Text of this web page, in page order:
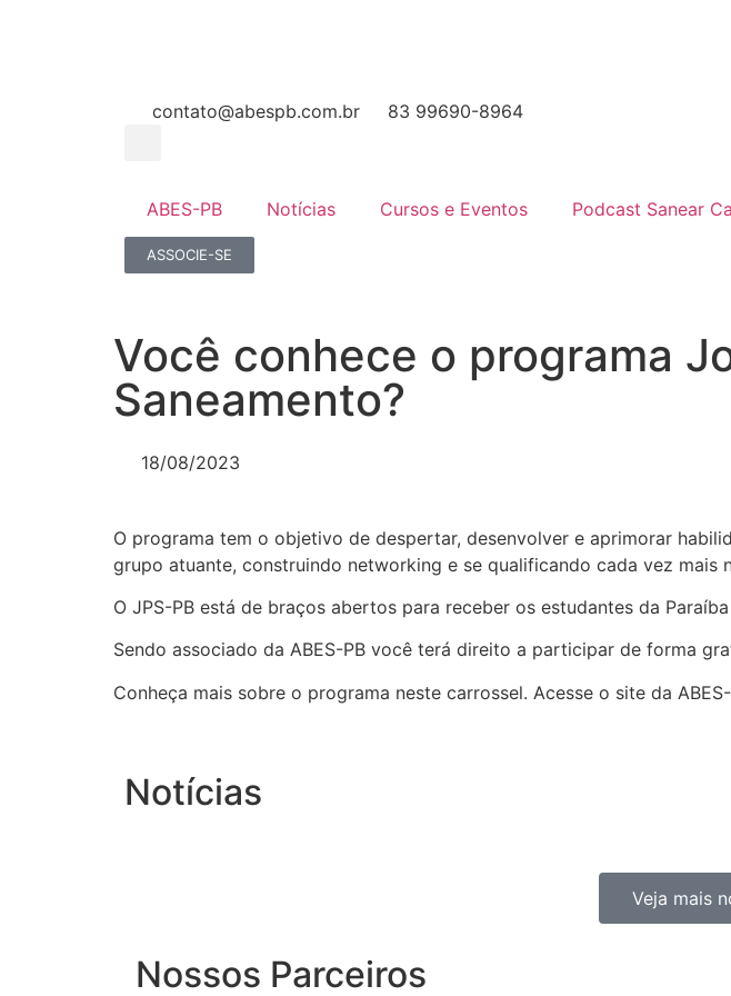
contato@abespb.com.br 83 99690-8964
ABES-PB Notícias Cursos e Eventos Podcast Sanear
ASSOCIE-SE
Você conhece o programa
Saneamento?
18/08/2023
O programa tem o objetivo de despertar, desenvolver e aprimorar
grupo atuante, construindo networking e se qualificando cada vez mais
O JPS-PB está de braços abertos para receber os estudantes da
Sendo associado da ABES-PB você terá direito a participar de forma
Conheça mais sobre o programa neste carrossel. Acesse o site da
Notícias
Veja mais
Nossos Parceiros